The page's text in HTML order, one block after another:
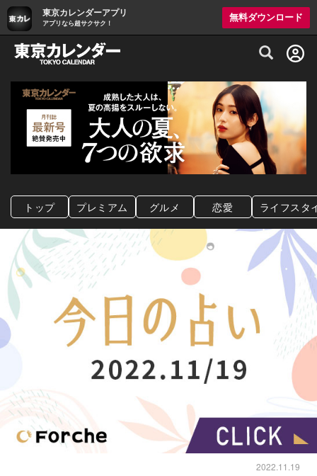
東京カレンダーアプリ
アプリなら超サクサク！
無料ダウンロード
グルメ情報・プレミアムレストラン予約
トップ プレミアム グルメ 恋愛 ライフスタ
2022.11.19